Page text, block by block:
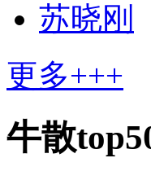
苏晓刚
更多+++
牛散top50